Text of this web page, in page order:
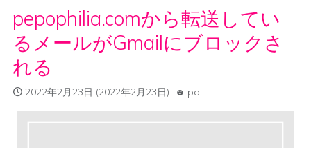
pepophilia.comから転送してい
るメールがGmailにブロックさ
れる
2022年2月23日 (2022年2月23日) poi